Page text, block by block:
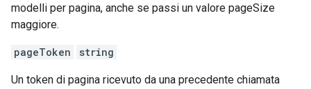
modelli per pagina, anche se passi un valore pageSize
maggiore.
pageToken string
Un token di pagina ricevuto da una precedente chiamata